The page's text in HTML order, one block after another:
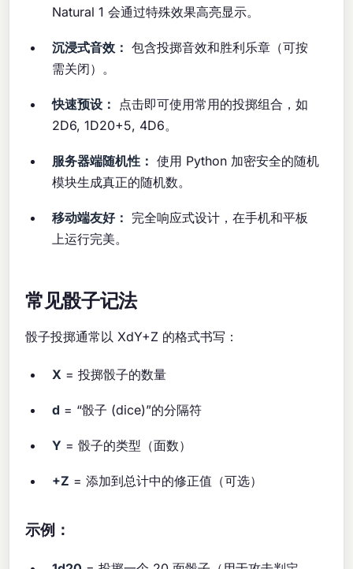
Natural 1 会通过特殊效果高亮显示。
沉浸式音效： 包含投掷音效和胜利乐章（可按
需关闭）。
快速预设：
点击即可使用常用的投掷组合，如
2D6, 1D20+5, 4D6。
服务器端随机性： 使用 Python 加密安全的随机
模块生成真正的随机数。
移动端友好： 完全响应式设计，在手机和平板
上运行完美。
常见骰子记法
骰子投掷通常以 XdY+Z 的格式书写：
X = 投掷骰子的数量
d = “骰子 (dice)”的分隔符
Y = 骰子的类型（面数）
+Z = 添加到总计中的修正值（可选）
示例：